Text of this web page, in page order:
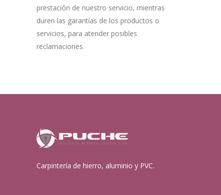
prestación de nuestro servicio, mientras
duren las garantías de los productos o
servicios, para atender posibles
reclamaciones.
Carpintería de hierro, aluminio y PVC.